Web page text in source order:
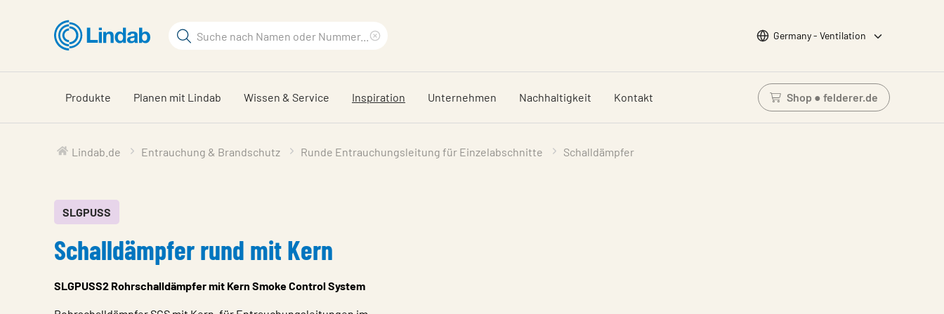
Hauptinhalt
Suchbegriff
durchsuchen
löschen
Wähle Sprache
Germany - Ventilation
Produkte Planen mit Lindab Wissen & Service Inspiration Unternehmen Nachhaltigkeit Kontakt Shop ● felderer.de
Einloggen um den
Lindab.de Entrauchung & Brandschutz Runde Entrauchungsleitung für Einzelabschnitte Schalldämpfer
SLGPUSS
Schalldämpfer rund mit Kern
SLGPUSS2 Rohrschalldämpfer mit Kern Smoke Control System